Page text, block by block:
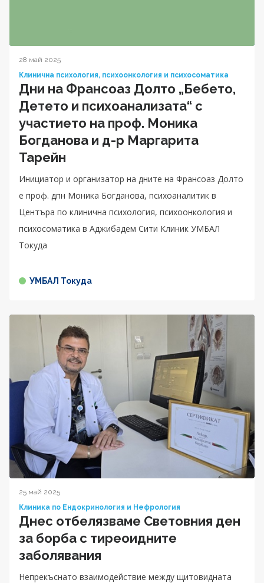
28 май 2025
Клинична психология, психоонкология и психосоматика
Дни на Франсоаз Долто „Бебето,
Детето и психоанализата“ с
участието на проф. Моника
Богданова и д-р Маргарита
Тарейн
Инициатор и организатор на дните на Франсоаз Долто
е проф. дпн Моника Богданова, психоаналитик в
Центъра по клинична психология, психоонкология и
психосоматика в Аджибадем Сити Клиник УМБАЛ
Токуда
УМБАЛ Токуда
25 май 2025
Клиника по Ендокринология и Нефрология
Днес отбелязваме Световния ден
за борба с тиреоидните
заболявания
Непрекъснато взаимодействие между щитовидната